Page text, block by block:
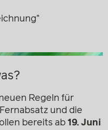
Regeln für
und die
bereits ab 19. Juni